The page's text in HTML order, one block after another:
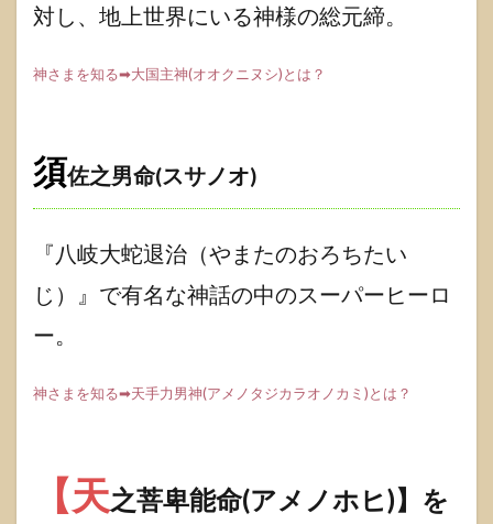
対し、地上世界にいる神様の総元締。
神さまを知る➡大国主神(オオクニヌシ)とは？
須佐之男命(スサノオ)
『八岐大蛇退治（やまたのおろちたい
じ）』で有名な神話の中のスーパーヒーロ
ー。
神さまを知る➡天手力男神(アメノタジカラオノカミ)とは？
【天之菩卑能命(アメノホヒ)】を